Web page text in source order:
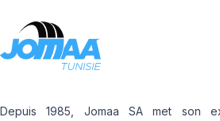
Depuis 1985, Jomaa SA met son